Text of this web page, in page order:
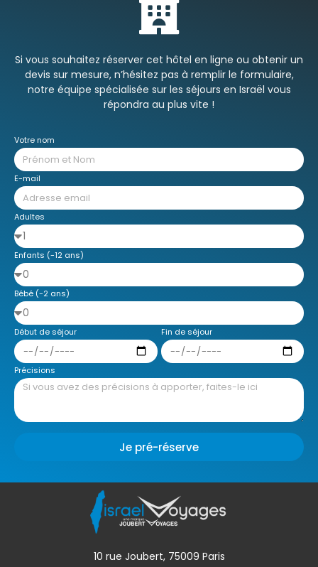
Si vous souhaitez réserver cet hôtel en ligne ou obtenir un
devis sur mesure, n’hésitez pas à remplir le formulaire,
notre équipe spécialisée sur les séjours en Israël vous
répondra au plus vite !
Votre nom
E-mail
Adultes
Enfants (-12 ans)
Bébé (-2 ans)
Début de séjour Fin de séjour
Précisions
Je pré-réserve
10 rue Joubert, 75009 Paris